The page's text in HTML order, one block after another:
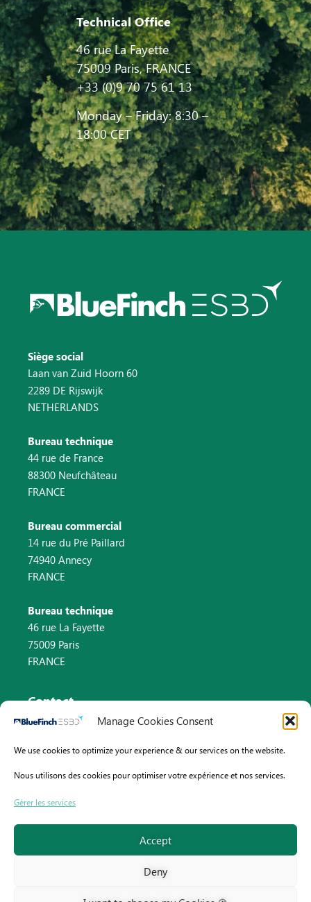
Manage Cookies Consent
We use cookies to optimize your experience & our services on the website.
Nous utilisons des cookies pour optimiser votre expérience et nos services.
Gérer les services
Accept
Deny
Technical Office
46 rue La Fayette
75009 Paris, FRANCE
+33 (0)9 70 75 61 13
Monday – Friday: 8:30 –
18:00 CET
Siège social
Laan van Zuid Hoorn 60
2289 DE Rijswijk
NETHERLANDS
Bureau technique
44 rue de France
88300 Neufchâteau
FRANCE
Bureau commercial
14 rue du Pré Paillard
74940 Annecy
FRANCE
Bureau technique
46 rue La Fayette
75009 Paris
FRANCE
Contact
Email : info@bluefinch-esbd.com
Pays-Bas : +31 (0)8 82 58 33 46
France : +33 (0)9 70 75 61 13